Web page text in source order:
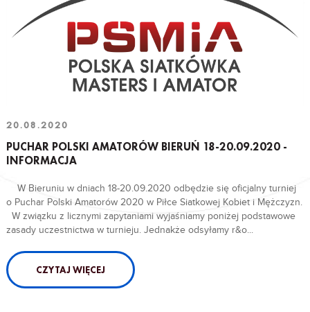
20.08.2020
PUCHAR POLSKI AMATORÓW BIERUŃ 18-20.09.2020 -
INFORMACJA
W Bieruniu w dniach 18-20.09.2020 odbędzie się oficjalny turniej
o Puchar Polski Amatorów 2020 w Piłce Siatkowej Kobiet i Mężczyzn.
W związku z licznymi zapytaniami wyjaśniamy poniżej podstawowe
zasady uczestnictwa w turnieju. Jednakże odsyłamy r&o...
CZYTAJ WIĘCEJ